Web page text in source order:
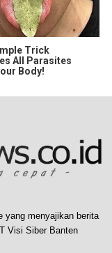
Trick
All Parasites
Body!
yang menyajikan berita
Visi Siber Banten